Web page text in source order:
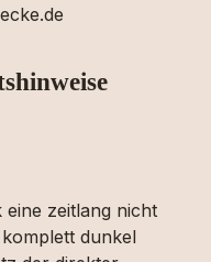
zeitlang nicht
dunkel